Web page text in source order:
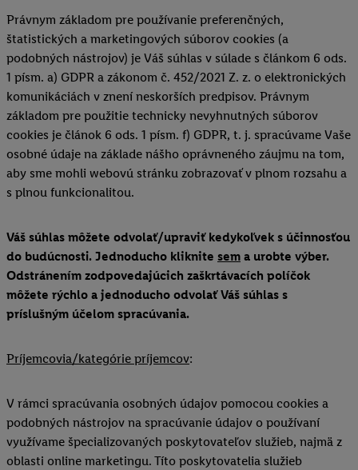
Právnym základom pre používanie preferenčných,
štatistických a marketingových súborov cookies (a
podobných nástrojov) je Váš súhlas v súlade s článkom 6 ods.
1 písm. a) GDPR a zákonom č. 452/2021 Z. z. o elektronických
komunikáciách v znení neskorších predpisov. Právnym
základom pre použitie technicky nevyhnutných súborov
cookies je článok 6 ods. 1 písm. f) GDPR, t. j. spracúvame Vaše
osobné údaje na základe nášho oprávneného záujmu na tom,
aby sme mohli webovú stránku zobrazovať v plnom rozsahu a
s plnou funkcionalitou.
Váš súhlas môžete odvolať/upraviť kedykoľvek s účinnosťou
do budúcnosti. Jednoducho kliknite sem a urobte výber.
Odstránením zodpovedajúcich zaškrtávacích políčok
môžete rýchlo a jednoducho odvolať Váš súhlas s
príslušným účelom spracúvania.
Príjemcovia/kategórie príjemcov:
V rámci spracúvania osobných údajov pomocou cookies a
podobných nástrojov na spracúvanie údajov o používaní
využívame špecializovaných poskytovateľov služieb, najmä z
oblasti online marketingu. Títo poskytovatelia služieb